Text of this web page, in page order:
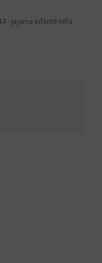
- pijama infantil niña